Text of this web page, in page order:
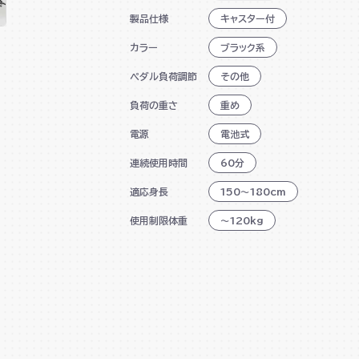
タブレットトレー搭載で音楽や動
心拍数測定可能
マグネット負荷方式(無段階調節)
製品仕様 キャスター付
カラー ブラック系
ペダル負荷調節 その他
負荷の重さ 重め
電源 電池式
連続使用時間 60分
適応身長 150～180cm
使用制限体重 ～120kg